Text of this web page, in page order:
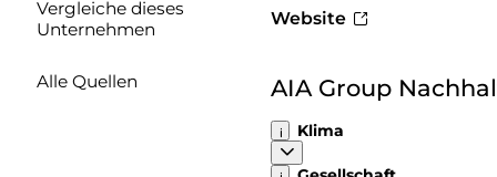
Vergleiche dieses
Unternehmen
Alle Quellen
Website
AIA Group
Klima